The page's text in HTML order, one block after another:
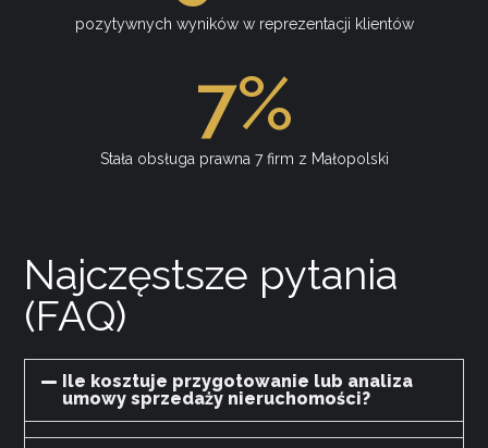
pozytywnych wyników w reprezentacji klientów
Stała obsługa prawna 7 firm z Małopolski
7%
Najczęstsze pytania
(FAQ)
Ile kosztuje przygotowanie lub analiza
umowy sprzedaży nieruchomości?